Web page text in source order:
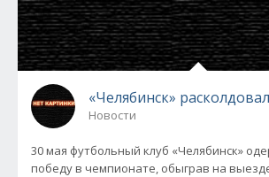
«Челябинск»
Новости
30 мая футбольный клуб «Челябинск»
победу в чемпионате, обыграв на